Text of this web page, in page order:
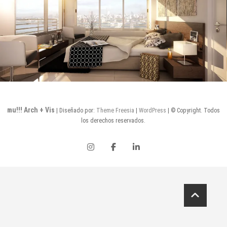
mu!!! Arch + Vis | Diseñado por: Theme Freesia | WordPress | © Copyright. Todos
los derechos reservados.
instagram
facebooklinkedin